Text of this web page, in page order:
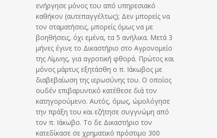
ενήργησε μόνος του από υπηρεσιακό
καθήκον (αυτεπαγγέλτως); Δεν μπορείς να
τον σταματήσεις, μπορείς όμως να με
βοηθήσεις, όχι εμένα, τα 5 ανήλικα. Μετά 3
μήνες έγινε το Δικαστήριο στο Αγρονομείο
της Λίμνης, για αγροτική φθορά. Πρώτος και
μόνος μάρτυς εξητάσθη ο π. Ιάκωβος με
διαβεβαίωση της ιερωσύνης του. Ο οποίος
ουδέν επιβαρυντικό κατέθεσε διά τον
κατηγορούμενο. Αυτός, όμως, ώμολόγησε
την πράξη του και εζήτησε συγγνώμη από
τον π. Ιάκωβο. Το δε Δικαστήριο τον
κατεδίκασε σε χρηματικό πρόστιμο 300